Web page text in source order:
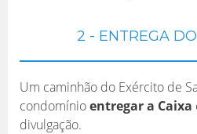
2 - ENTREGA
Um caminhão do Exército de
condomínioentregar a Caixa
divulgação.